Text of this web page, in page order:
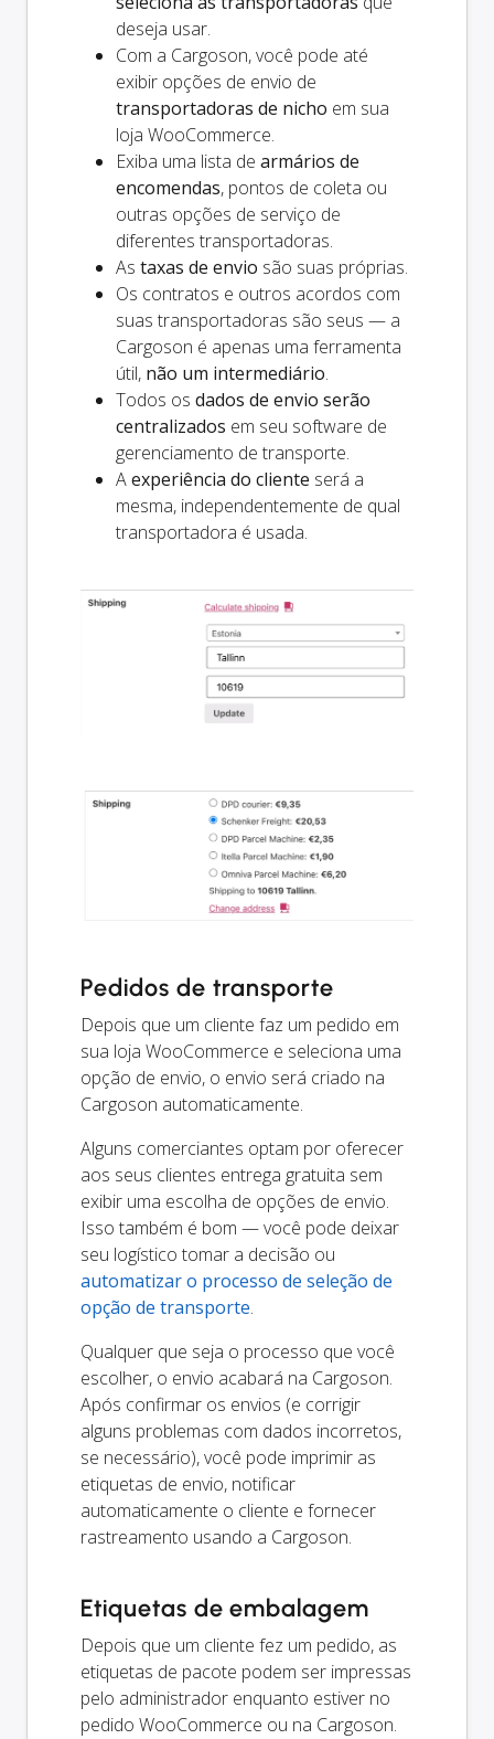
deseja usar.
Com a Cargoson, você pode até
exibir opções de envio de
transportadoras de nicho em sua
loja WooCommerce.
Exiba uma lista de armários de
encomendas, pontos de coleta ou
outras opções de serviço de
diferentes transportadoras.
As taxas de envio são suas próprias.
Os contratos e outros acordos com
suas transportadoras são seus — a
Cargoson é apenas uma ferramenta
útil, não um intermediário.
Todos os dados de envio serão
centralizados em seu software de
gerenciamento de transporte.
Aexperiência do cliente será a
mesma, independentemente de qual
transportadora é usada.
Pedidos de transporte
Depois que um cliente faz um pedido em
sua loja WooCommerce e seleciona uma
opção de envio, o envio será criado na
Cargoson automaticamente.
Alguns comerciantes optam por oferecer
aos seus clientes entrega gratuita sem
exibir uma escolha de opções de envio.
Isso também é bom — você pode deixar
seu logístico tomar a decisão ou
automatizar o processo de seleção de
opção de transporte.
Qualquer que seja o processo que você
escolher, o envio acabará na Cargoson.
Após confirmar os envios (e corrigir
alguns problemas com dados incorretos,
se necessário), você pode imprimir as
etiquetas de envio, notificar
automaticamente o cliente e fornecer
rastreamento usando a Cargoson.
Etiquetas de embalagem
Depois que um cliente fez um pedido, as
etiquetas de pacote podem ser impressas
pelo administrador enquanto estiver no
pedido WooCommerce ou na Cargoson.